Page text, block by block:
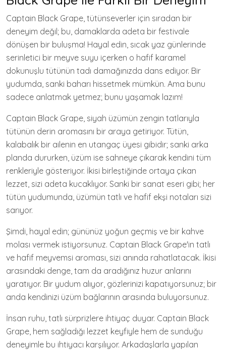
Captain Black Grape, tütünseverler için sıradan bir
deneyim değil; bu, damaklarda adeta bir festivale
dönüşen bir buluşma! Hayal edin, sıcak yaz günlerinde
serinletici bir meyve suyu içerken o hafif karamel
dokunuşlu tütünün tadı damağınızda dans ediyor. Bir
yudumda, sanki baharı hissetmek mümkün. Ama bunu
sadece anlatmak yetmez; bunu yaşamak lazım!
Captain Black Grape, siyah üzümün zengin tatlarıyla
tütünün derin aromasını bir araya getiriyor. Tütün,
kalabalık bir ailenin en utangaç üyesi gibidir; sanki arka
planda dururken, üzüm ise sahneye çıkarak kendini tüm
renkleriyle gösteriyor. İkisi birleştiğinde ortaya çıkan
lezzet, sizi adeta kucaklıyor. Sanki bir sanat eseri gibi; her
tütün yudumunda, üzümün tatlı ve hafif ekşi notaları sizi
sarıyor.
Şimdi, hayal edin; gününüz yoğun geçmiş ve bir kahve
molası vermek istiyorsunuz. Captain Black Grape'in tatlı
ve hafif meyvemsi aroması, sizi anında rahatlatacak. İkisi
arasındaki denge, tam da aradığınız huzur anlarını
yaratıyor. Bir yudum alıyor, gözlerinizi kapatıyorsunuz; bir
anda kendinizi üzüm bağlarının arasında buluyorsunuz.
İnsan ruhu, tatlı sürprizlere ihtiyaç duyar. Captain Black
Grape, hem sağladığı lezzet keyfiyle hem de sunduğu
deneyimle bu ihtiyacı karşılıyor. Arkadaşlarla yapılan